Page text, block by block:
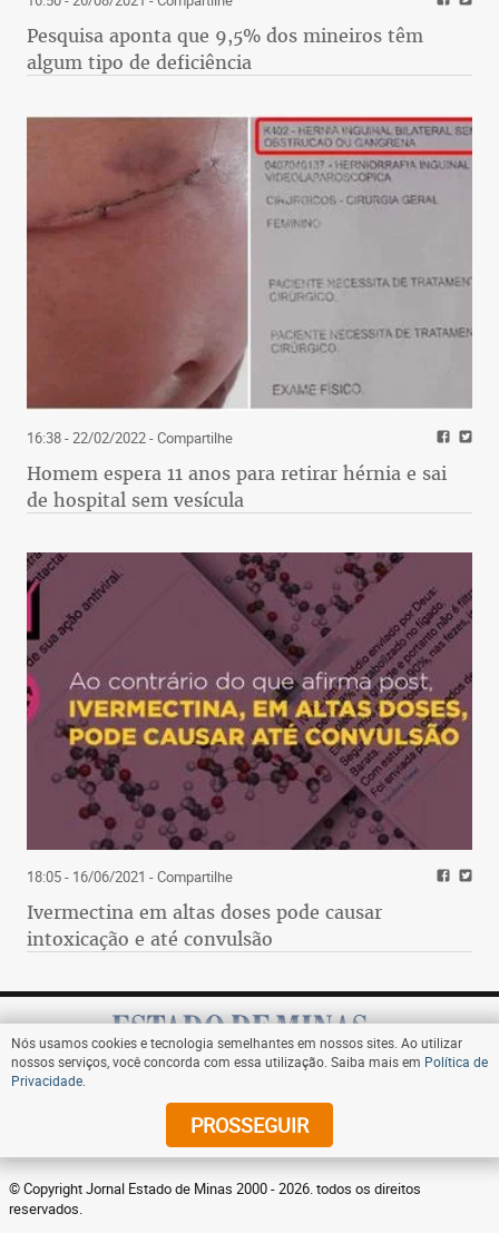
Pesquisa aponta que 9,5% dos mineiros têm
algum tipo de deficiência
16:38 - 22/02/2022- Compartilhe
Homem espera 11 anos para retirar hérnia e sai
de hospital sem vesícula
18:05 - 16/06/2021 - Compartilhe
Ivermectina em altas doses pode causar
intoxicação e até convulsão
Assine
© Copyright Jornal Estado de Minas 2000 - 2026. todos os direitos
reservados.
Nós usamos cookies e tecnologia semelhantes em nossos sites. Ao utilizar
nossos serviços, você concorda com essa utilização. Saiba mais em Política de
Privacidade
PROSSEGUIR